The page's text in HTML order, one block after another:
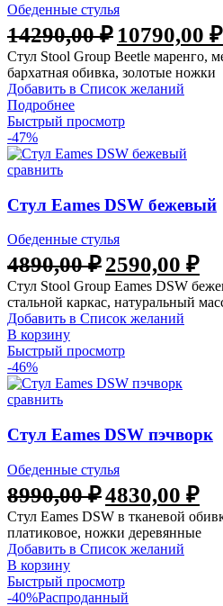
Обеденные стулья
14290,00₽ Первоначальная
цена
составляла
14290,00 ₽.
10790,00 ₽
Стул Stool Group Beetle маренго,
бархатная обивка, золотые ножки
Добавить в Список желаний
Подробнее
Быстрый просмотр
-47%
сравнить
Стул Eames DSW бежевый
Обеденные стулья
4890,00₽ Первоначальная
цена
составляла
4890,00 ₽.
2590,00 ₽цена:
Стул Stool Group Eames DSW
стальной каркас, натуральный
Добавить в Список желаний
В корзину
Быстрый просмотр
-46%
сравнить
Стул Eames DSW пэчворк
Обеденные стулья
8990,00₽
Первоначальная
цена
составляла
8990,00 ₽.
4830,00 ₽цена:
Стул Eames DSW в тканевой
платиковое, ножки деревянные
Добавить в Список желаний
В корзину
Быстрый просмотр
-40%Распроданный